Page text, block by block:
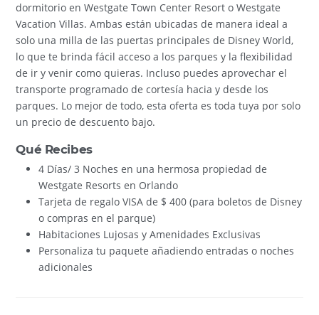
dormitorio en Westgate Town Center Resort o Westgate
Vacation Villas. Ambas están ubicadas de manera ideal a
solo una milla de las puertas principales de Disney World,
lo que te brinda fácil acceso a los parques y la flexibilidad
de ir y venir como quieras. Incluso puedes aprovechar el
transporte programado de cortesía hacia y desde los
parques. Lo mejor de todo, esta oferta es toda tuya por solo
un precio de descuento bajo.
Qué Recibes
4 Días/ 3 Noches en una hermosa propiedad de
Westgate Resorts en Orlando
Tarjeta de regalo VISA de $ 400 (para boletos de Disney
o compras en el parque)
Habitaciones Lujosas y Amenidades Exclusivas
Personaliza tu paquete añadiendo entradas o noches
adicionales